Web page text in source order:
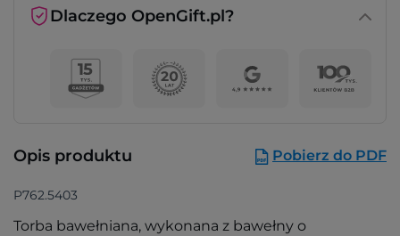
Dlaczego OpenGift.pl?
Opis produktu Pobierz do PDF
P762.5403
Torba bawełniana, wykonana z bawełny o